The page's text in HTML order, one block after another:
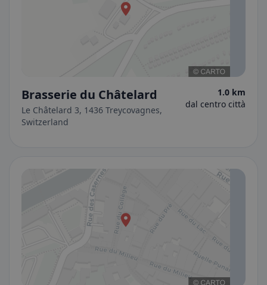
Brasserie du Châtelard
Le Châtelard 3, 1436 Treycovagnes,
Switzerland
1.0 km
dal centro città